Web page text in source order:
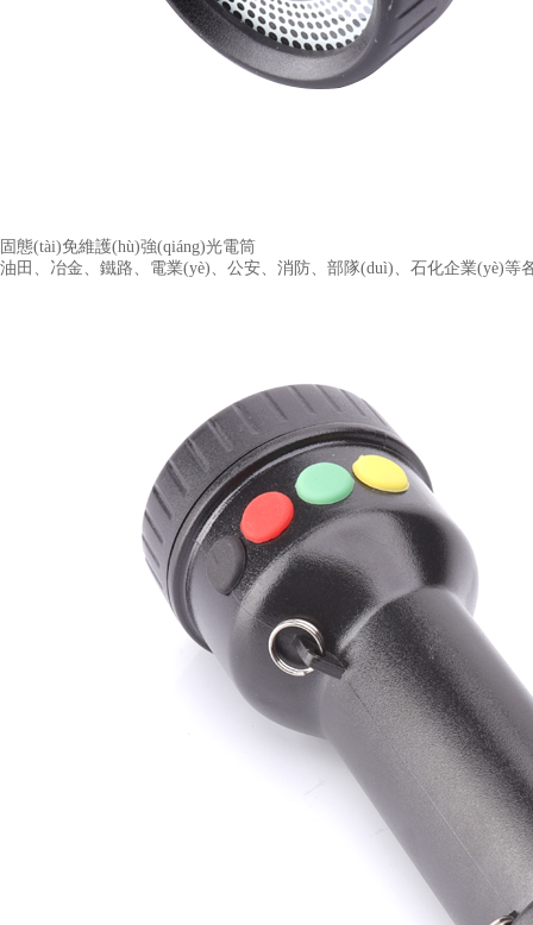
固態(tài)免維護(hù)強(qiáng)光電筒
油田、冶金、鐵路、電業(yè)、公安、消防、部隊(duì)、石化企業(yè)等